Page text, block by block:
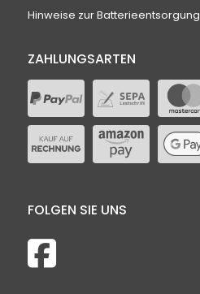
Hinweise zur Batterieentsorgung
ZAHLUNGSARTEN
FOLGEN SIE UNS